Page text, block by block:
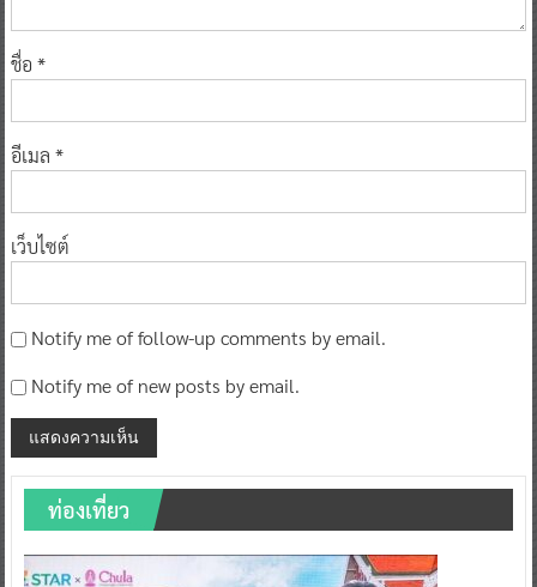
ชื่อ *
อีเมล *
เว็บไซต์
Notify me of follow-up comments by email.
Notify me of new posts by email.
ท่องเที่ยว